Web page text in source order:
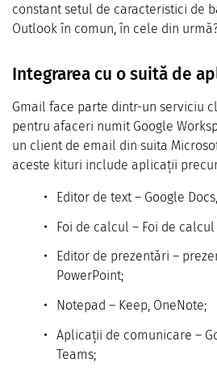
constant setul de caracteristici de
Outlook în comun, în cele din
Integrarea cu o suită de
Gmail face parte dintr-un serviciu
pentru afaceri numit Google
un client de email din suita
aceste kituri include aplicații
Editor de text – Google
Foi de calcul – Foi de calcul
Editor de prezentări –
PowerPoint;
Notepad – Keep, OneNote;
Aplicații de comunicare –
Teams;